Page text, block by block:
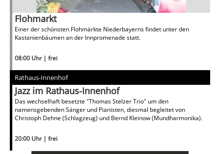
Flohmarkt
Einer der schönsten Flohmärkte Niederbayerns findet unter den
Kastanienbäumen an der Innpromenade statt.
08:00 Uhr | frei
Rathaus-Innenhof
Jazz im Rathaus-Innenhof
Das wechselhaft besetzte "Thomas Stelzer Trio" um den
namensgebenden Sänger und Pianisten, diesmal begleitet von
Christoph Dehne (Schlagzeug) und Bernd Kleinow (Mundharmonika).
20:00 Uhr | frei